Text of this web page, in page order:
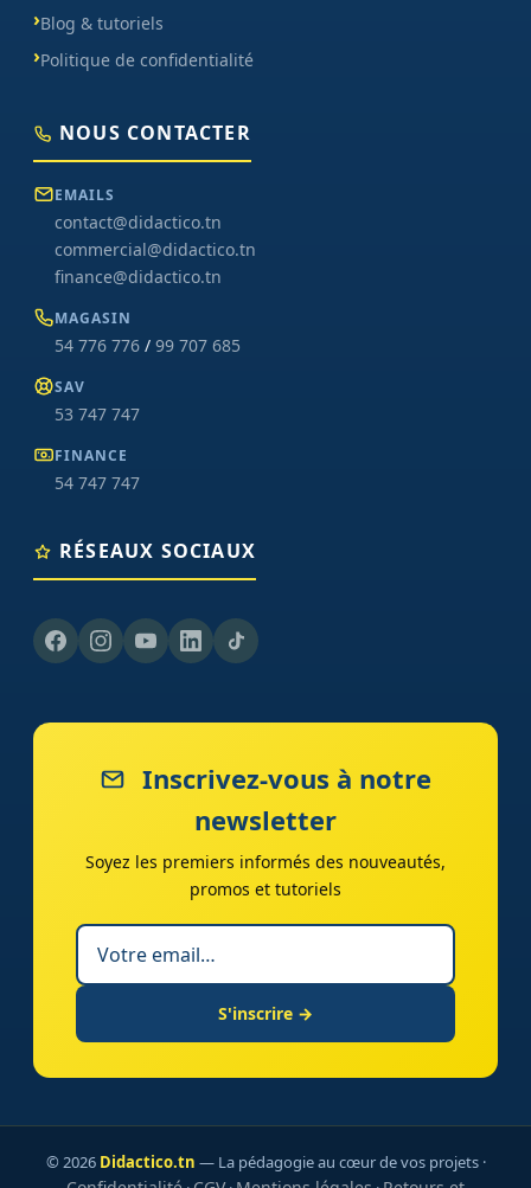
Blog & tutoriels
Politique de confidentialité
NOUS CONTACTER
EMAILS
contact@didactico.tn
commercial@didactico.tn
finance@didactico.tn
MAGASIN
54 776 776 / 99 707 685
SAV
53 747 747
FINANCE
54 747 747
RÉSEAUX SOCIAUX
Inscrivez-vous à notre
newsletter
Soyez les premiers informés des nouveautés,
promos et tutoriels
S'inscrire →
© 2026 Didactico.tn — La pédagogie au cœur de vos projets ·